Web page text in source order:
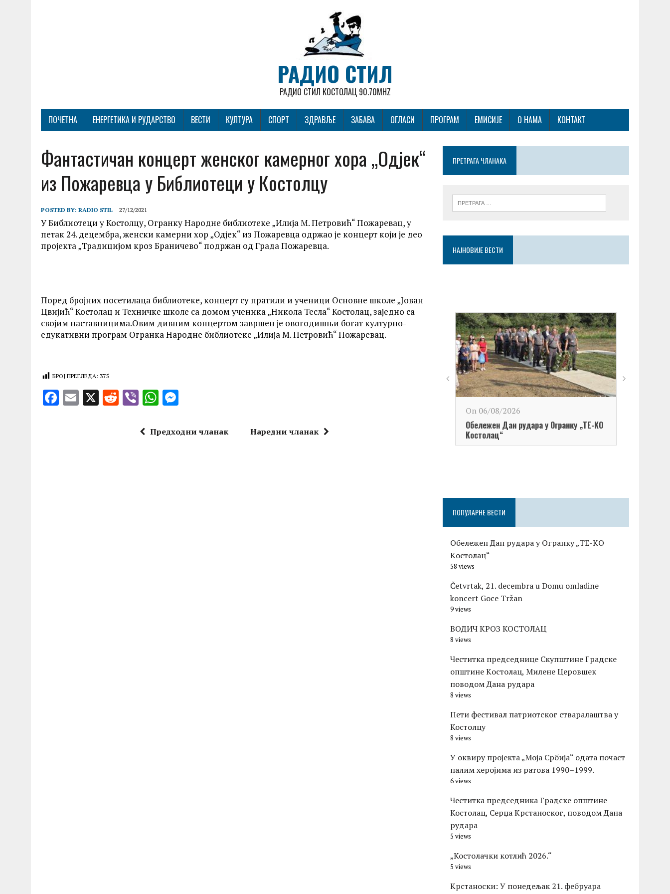
РАДИО СТИЛ
РАДИО СТИЛ КОСТОЛАЦ 90.70MHZ
ПОЧЕТНА ЕНЕРГЕТИКА И РУДАРСТВО ВЕСТИ КУЛТУРА СПОРТ ЗДРАВЉЕ ЗАБАВА ОГЛАСИ ПРОГРАМ ЕМИСИЈЕ О НАМА КОНТАКТ
Фантастичан концерт женског камерног хора „Одјек“
из Пожаревца у Библиотеци у Костолцу
POSTED BY: RADIO STIL 27/12/2021
У Библиотеци у Костолцу, Огранку Народне библиотеке „Илија М. Петровић“ Пожаревац, у
петак 24. децембра, женски камерни хор „Одјек“ из Пожаревца одржао је концерт који је део
пројекта „Традицијом кроз Браничево“ подржан од Града Пожаревца.
Поред бројних посетилаца библиотеке, концерт су пратили и ученици Основне школе „Јован
Цвијић“ Костолац и Техничке школе са домом ученика „Никола Тесла“ Костолац, заједно са
својим наставницима.Овим дивним концертом завршен је овогодишњи богат културно-
едукативни програм Огранка Народне библиотеке „Илија М. Петровић“ Пожаревац.
БРОЈ ПРЕГЛЕДА: 375
F E X R V
er
W
atse
Предходни чланак Наредни чланак
ПРЕТРАГА ЧЛАНАКА
НАЈНОВИЈЕ ВЕСТИ
On 06/08/2026
Обележен Дан рудара у Огранку „ТЕ-KО
Kостолац“
ПОПУЛАРНЕ ВЕСТИ
Обележен Дан рудара у Огранку „ТЕ-KО
Kостолац“
58 views
Četvrtak, 21. decembra u Domu omladine
koncert Goce Tržan
9 views
ВОДИЧ КРОЗ КОСТОЛАЦ
8 views
Честитка председнице Скупштине Градске
општине Kостолац, Милене Церовшек
поводом Дана рудара
8 views
Пети фестивал патриотског стваралаштва у
Костолцу
8 views
У оквиру пројекта „Моја Србија“ одата почаст
палим херојима из ратова 1990–1999.
6 views
Честитка председника Градске општине
Костолац, Серџа Крстаноског, поводом Дана
рудара
5 views
„Костолачки котлић 2026.“
5 views
Kрстаноски: У понедељак 21. фебруара